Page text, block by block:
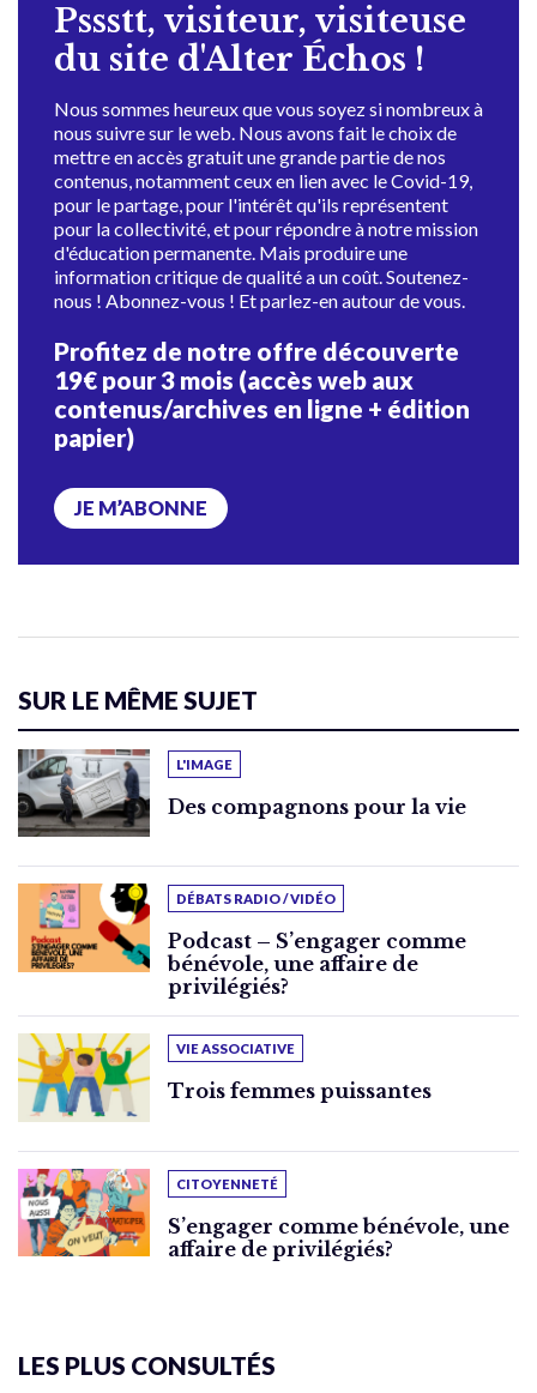
Pssstt, visiteur, visiteuse
du site d'Alter Échos !
Nous sommes heureux que vous soyez si nombreux à
nous suivre sur le web. Nous avons fait le choix de
mettre en accès gratuit une grande partie de nos
contenus, notamment ceux en lien avec le Covid-19,
pour le partage, pour l'intérêt qu'ils représentent
pour la collectivité, et pour répondre à notre mission
d'éducation permanente. Mais produire une
information critique de qualité a un coût. Soutenez-
nous ! Abonnez-vous ! Et parlez-en autour de vous.
Profitez de notre offre découverte
19€ pour 3 mois (accès web aux
contenus/archives en ligne + édition
papier)
JE M’ABONNE
SUR LE MÊME SUJET
L'IMAGE
Des compagnons pour la vie
DÉBATS RADIO / VIDÉO
Podcast – S’engager comme
bénévole, une affaire de
privilégiés?
VIE ASSOCIATIVE
Trois femmes puissantes
CITOYENNETÉ
S’engager comme bénévole, une
affaire de privilégiés?
LES PLUS CONSULTÉS